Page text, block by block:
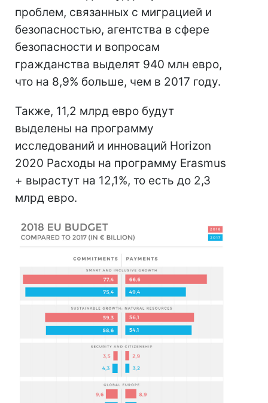
проблем, связанных с миграцией и
безопасностью, агентства в сфере
безопасности и вопросам
гражданства выделят 940 млн евро,
что на 8,9% больше, чем в 2017 году.
Также, 11,2 млрд евро будут
выделены на программу
исследований и инноваций Horizon
2020 Расходы на программу Erasmus
+ вырастут на 12,1%, то есть до 2,3
млрд евро.